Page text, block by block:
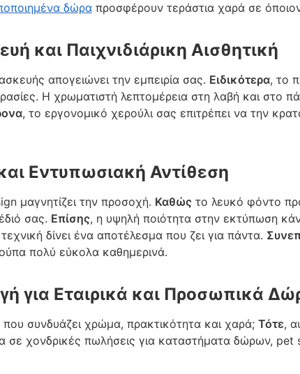
δώραπροσφέρουν τεράστια χαρά σε
και Παιχνιδιάρικη Αισθητική
απογειώνει την εμπειρία σας. Ειδικότερα, το
Η χρωματιστή λεπτομέρεια στη λαβή και στο
, το εργονομικό χερούλι σας επιτρέπει να την
Εντυπωσιακή Αντίθεση
μαγνητίζει την προσοχή. Καθώς το λευκό φόντο
σας. Επίσης, η υψηλή ποιότητα στην εκτύπωση
δίνει ένα αποτέλεσμα που ζει για πάντα.
πολύ εύκολα καθημερινά.
για Εταιρικά και Προσωπικά
συνδυάζει χρώμα, πρακτικότητα και χαρά; Τότε,
σε χονδρικές πωλήσεις για καταστήματα δώρων,